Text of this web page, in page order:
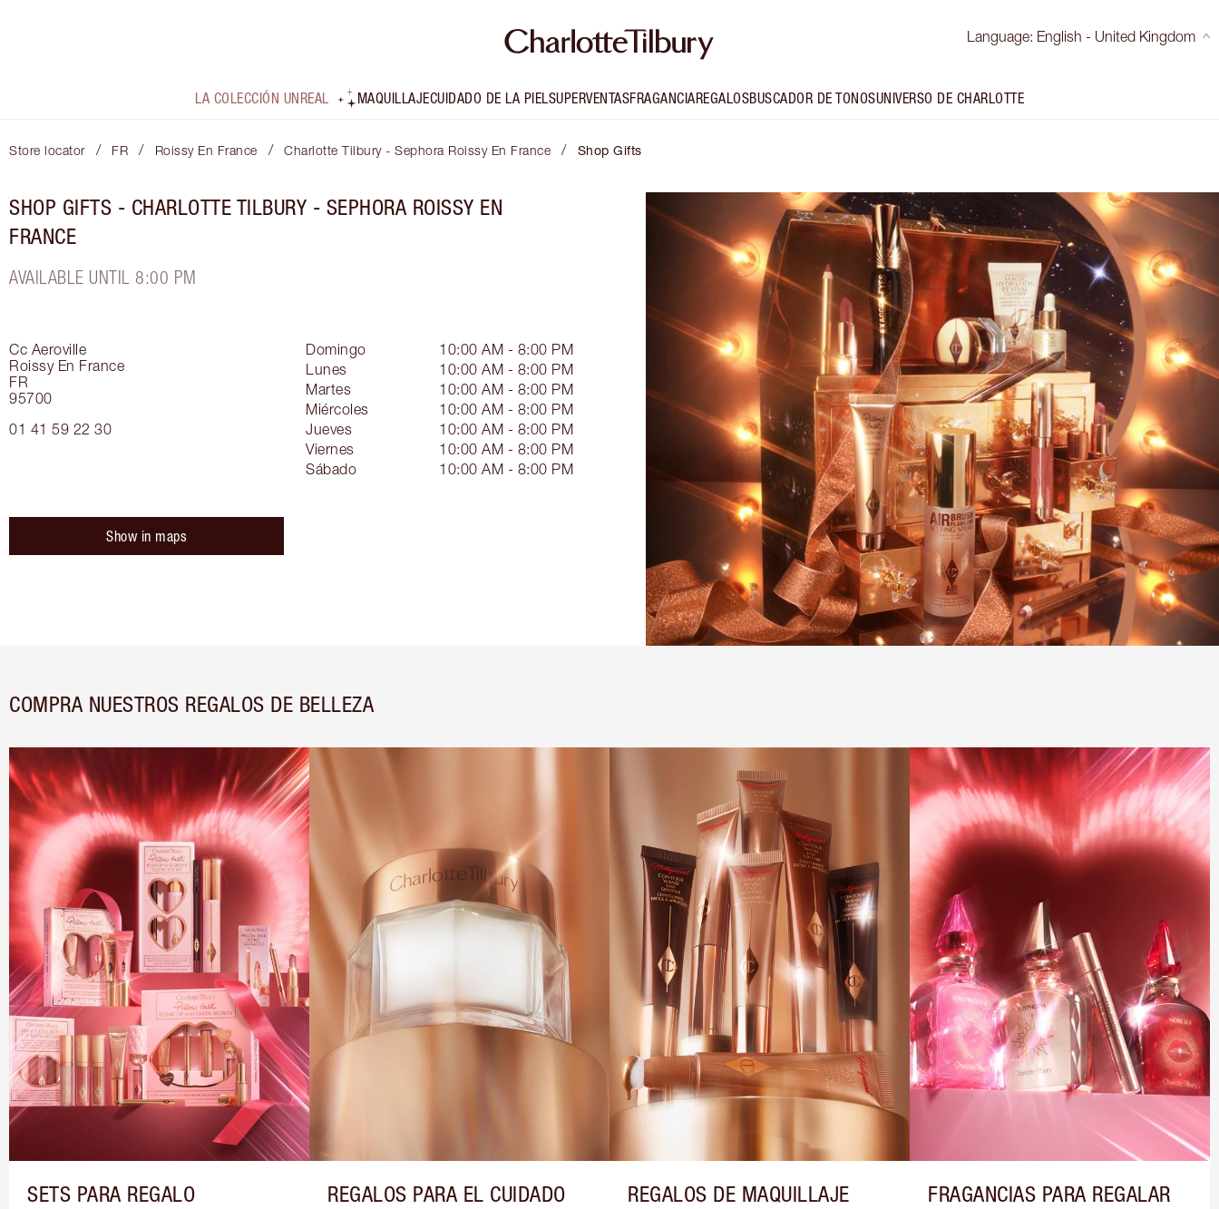
Language: English - United Kingdom
LA COLECCIÓN UNREAL MAQUILLAJECUIDADO DE LA PIELSUPERVENTASFRAGANCIAREGALOSBUSCADOR DE TONOSUNIVERSO DE CHARLOTTE
Store locator / FR / Roissy En France / Charlotte Tilbury - Sephora Roissy En France / Shop Gifts
SHOP GIFTS - CHARLOTTE TILBURY - SEPHORA ROISSY EN
FRANCE
AVAILABLE UNTIL 8:00 PM
Cc Aeroville
Roissy En France
FR
95700
01 41 59 22 30
Domingo
10:00 AM - 8:00 PM
Lunes
10:00 AM - 8:00 PM
Martes
10:00 AM - 8:00 PM
Miércoles
10:00 AM - 8:00 PM
Jueves
10:00 AM - 8:00 PM
Viernes
10:00 AM - 8:00 PM
Sábado
10:00 AM - 8:00 PM
Show in maps
COMPRA NUESTROS REGALOS DE BELLEZA
SETS PARA REGALO
REGALOS PARA EL CUIDADO
REGALOS DE MAQUILLAJE FRAGANCIAS PARA REGALAR